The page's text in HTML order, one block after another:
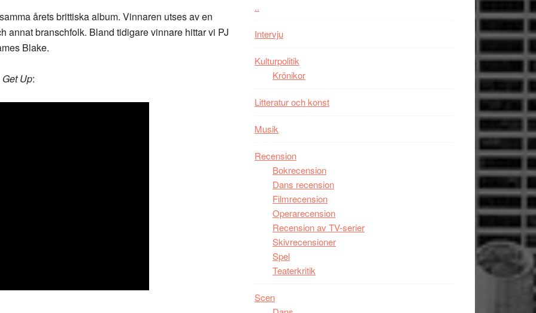
årets brittiska album. Vinnaren utses av en
annat branschfolk. Bland tidigare vinnare hittar vi PJ
Blake.
Get Up:
..
Intervju
Kulturpolitik
Krönikor
Litteratur och konst
Musik
Recension
Bokrecension
Dans recension
Filmrecension
Operarecension
Recension av TV-serier
Skivrecensioner
Spel
Teaterkritik
Scen